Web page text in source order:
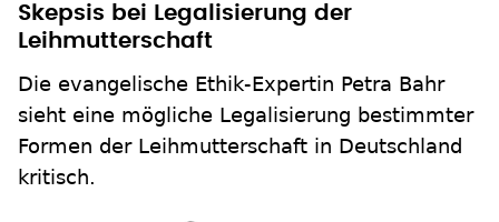
Skepsis bei Legalisierung der
Leihmutterschaft
Die evangelische Ethik-Expertin Petra Bahr
sieht eine mögliche Legalisierung bestimmter
Formen der Leihmutterschaft in Deutschland
kritisch.